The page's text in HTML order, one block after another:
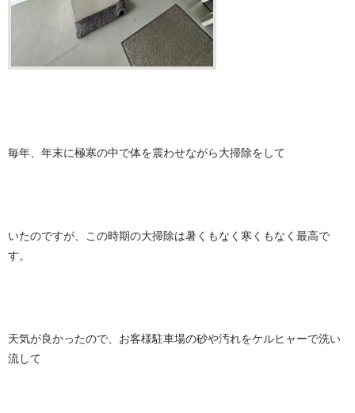
毎年、年末に極寒の中で体を震わせながら大掃除をして
いたのですが、この時期の大掃除は暑くもなく寒くもなく最高で
す。
天気が良かったので、お客様駐車場の砂や汚れをケルヒャーで洗い
流して